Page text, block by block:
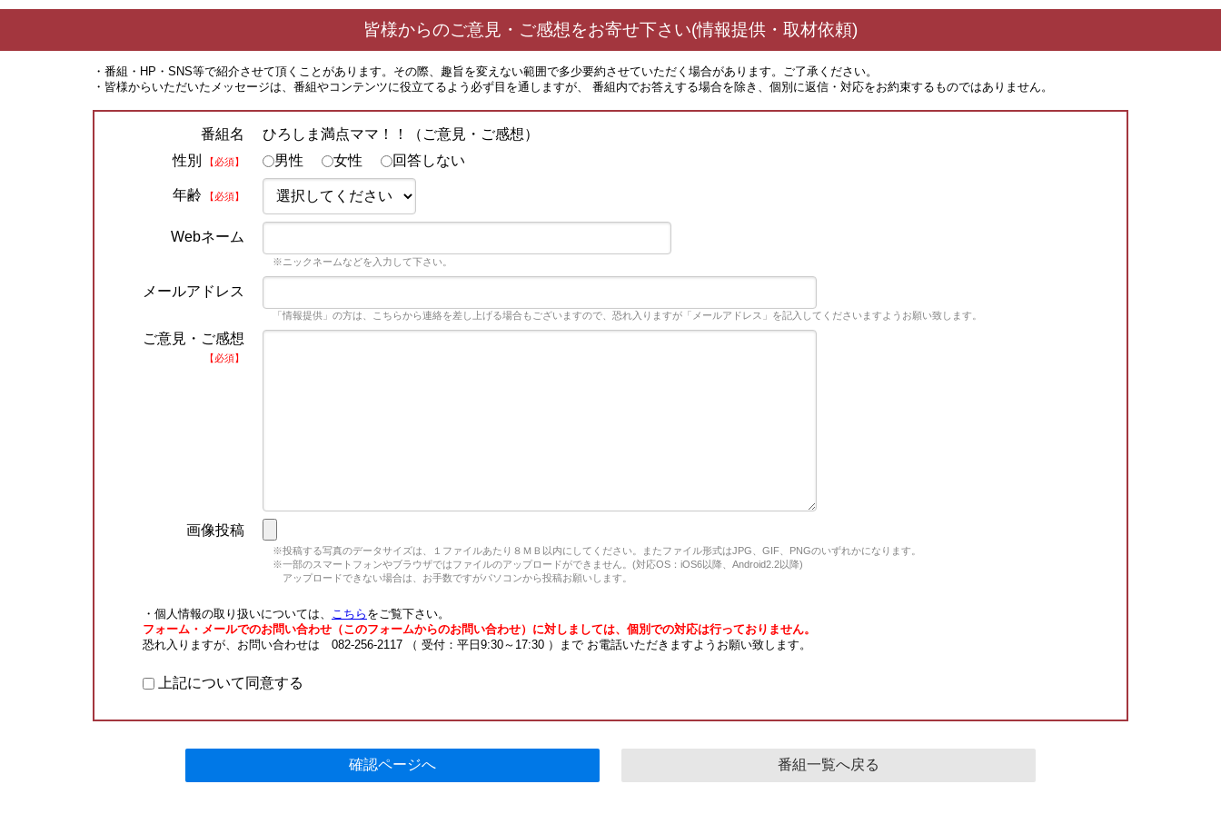
皆様からのご意見・ご感想をお寄せ下さい(情報提供・取材依頼)
・番組・HP・SNS等で紹介させて頂くことがあります。その際、趣旨を変えない範囲で多少要約させていただく場合があります。ご了承ください。
・皆様からいただいたメッセージは、番組やコンテンツに役立てるよう必ず目を通しますが、 番組内でお答えする場合を除き、個別に返信・対応をお約束するものではありません。
番組名
ひろしま満点ママ！！（ご意見・ご感想）
性別
【必須】 男性 女性 回答しない
年齢 【必須】
Webネーム
※ニックネームなどを入力して下さい。
メールアドレス
「情報提供」の方は、こちらから連絡を差し上げる場合もございますので、恐れ入りますが「メールアドレス」を記入してくださいますようお願い致します。
ご意見・ご感想
【必須】
画像投稿
※投稿する写真のデータサイズは、１ファイルあたり８ＭＢ以内にしてください。またファイル形式はJPG、GIF、PNGのいずれかになります。
※一部のスマートフォンやブラウザではファイルのアップロードができません。(対応OS：iOS6以降、Android2.2以降)
アップロードできない場合は、お手数ですがパソコンから投稿お願いします。
・個人情報の取り扱いについては、 こちら をご覧下さい。
フォーム・メールでのお問い合わせ（このフォームからのお問い合わせ）に対しましては、個別での対応は行っておりません。
恐れ入りますが、お問い合わせは 082-256-2117 （ 受付：平日9:30～17:30 ）まで お電話いただきますようお願い致します。
上記について同意する
確認ページへ 番組一覧へ戻る